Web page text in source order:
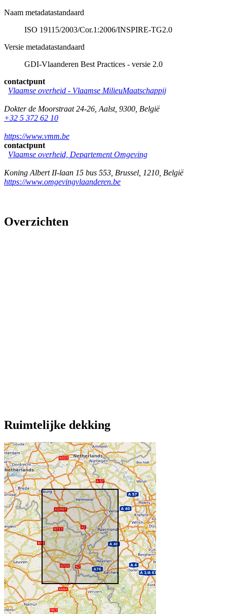
Naam metadatastandaard
ISO 19115/2003/Cor.1:2006/INSPIRE-TG2.0
Versie metadatastandaard
GDI-Vlaanderen Best Practices - versie 2.0
contactpunt
Vlaamse overheid - Vlaamse MilieuMaatschappij
Dokter de Moorstraat 24-26 Aalst, 9300 België
+32 5 372 62 10
https://www.vmm.be
contactpunt
Vlaamse overheid, Departement Omgeving
Koning Albert II-laan 15 bus 553 Brussel 1210 België
https://www.omgevingvlaanderen.be
Overzichten
Ruimtelijke dekking